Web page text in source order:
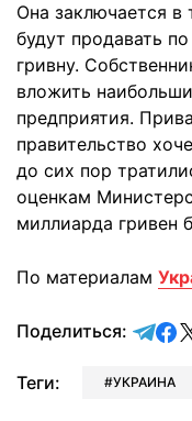
Она заключается
будут продавать
гривну.
вложить
предприятия.
правительство
до сих пор
оценкам
миллиарда гривен
По материалам
Поделиться:
Теги: УКРАИНА